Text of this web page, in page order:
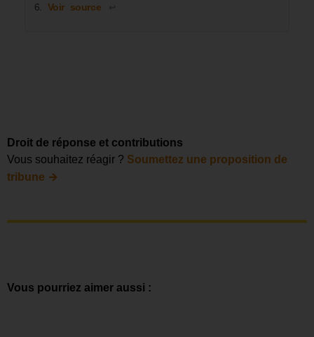
Voir source
Droit de réponse et contributions
Vous souhaitez réagir ? Soumettez une proposition de
tribune →
Vous pourriez aimer aussi :